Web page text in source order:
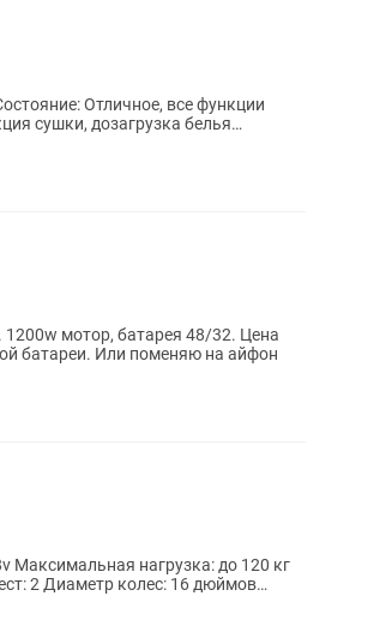
Отличное, все функции
сушки, дозагрузка белья
мотор, батарея 48/32. Цена
для второй батареи. Или поменяю на айфон
Максимальная нагрузка: до 120 кг
2 Диаметр колес: 16 дюймов